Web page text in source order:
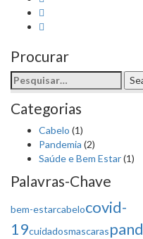
Procurar
Search
for:
Categorias
Cabelo (1)
Pandemia (2)
Saúde e Bem Estar(1)
Palavras-Chave
bem-estarcabelocovid-
19cuidadosmascaras